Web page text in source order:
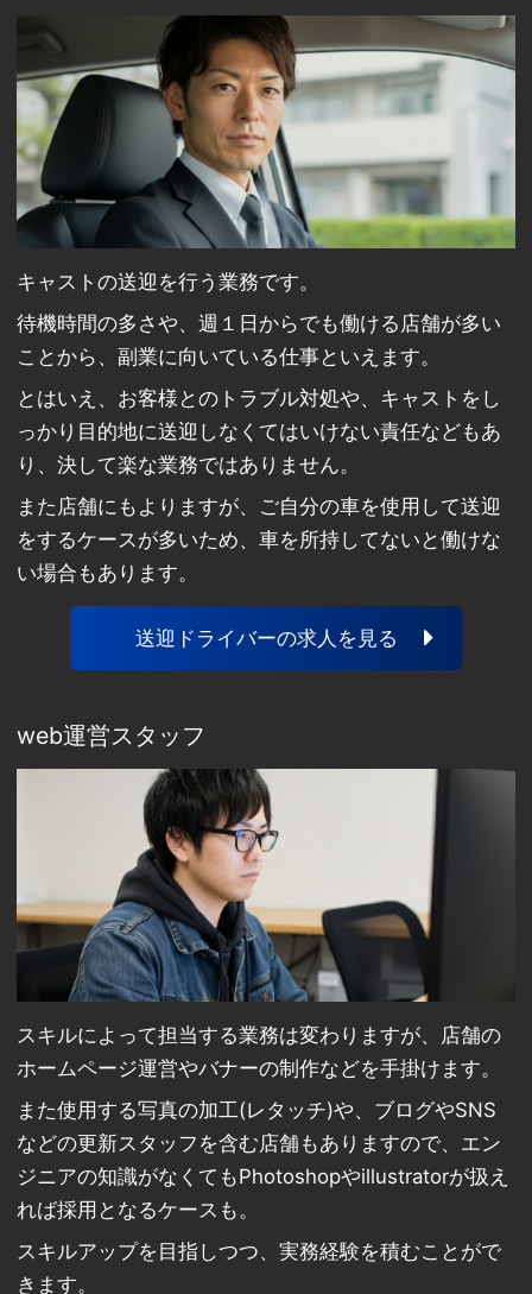
キャストの送迎を行う業務です。
待機時間の多さや、週１日からでも働ける店舗が多い
ことから、副業に向いている仕事といえます。
とはいえ、お客様とのトラブル対処や、キャストをし
っかり目的地に送迎しなくてはいけない責任などもあ
り、決して楽な業務ではありません。
また店舗にもよりますが、ご自分の車を使用して送迎
をするケースが多いため、車を所持してないと働けな
い場合もあります。
送迎ドライバーの求人を見る
web運営スタッフ
スキルによって担当する業務は変わりますが、店舗の
ホームページ運営やバナーの制作などを手掛けます。
また使用する写真の加工(レタッチ)や、ブログやSNS
などの更新スタッフを含む店舗もありますので、エン
ジニアの知識がなくてもPhotoshopやillustratorが扱え
れば採用となるケースも。
スキルアップを目指しつつ、実務経験を積むことがで
きます。